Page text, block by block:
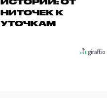
ИСТОРИИ: ОТ
НИТОЧЕК К
УТОЧКАМ